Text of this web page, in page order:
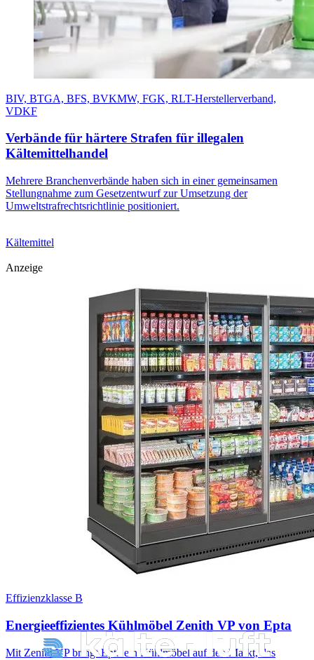
BIV, BTGA, BFS, BVKMW, FGK, RLT-Herstellerverband,
VDKF
Verbände für härtere Strafen für illegalen
Kältemittelhandel
Mehrere Branchenverbände haben sich in einer gemeinsamen
Stellungnahme zum Gesetzentwurf zur Umsetzung der
Umweltstrafrechtsrichtlinie positioniert.
Kältemittel
Anzeige
Effizienzklasse B
Energieeffizientes Kühlmöbel Zenith VP von Epta
Mit Zenith VP bringt Epta ein Kühlmöbel auf den Markt, das